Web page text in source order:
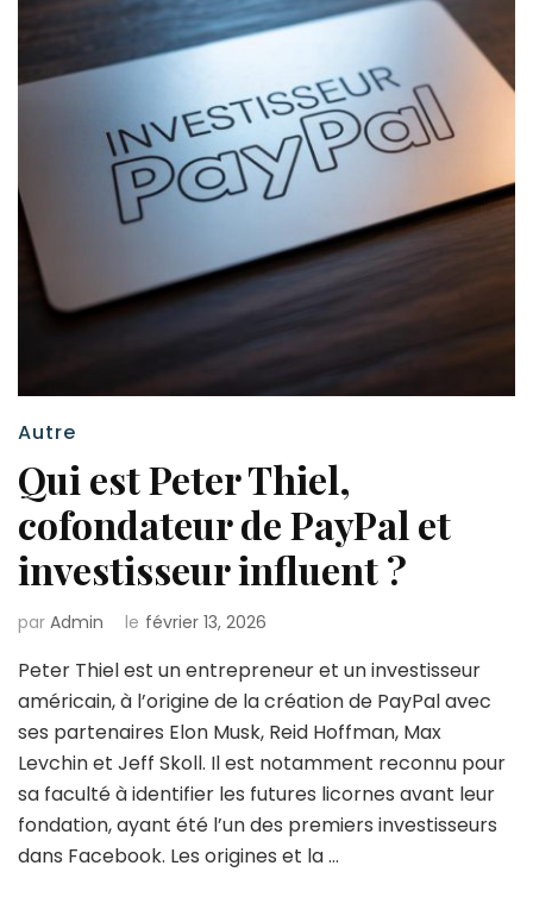
Autre
Qui est Peter Thiel,
cofondateur de PayPal et
investisseur influent ?
par Admin le février 13, 2026
Peter Thiel est un entrepreneur et un investisseur
américain, à l’origine de la création de PayPal avec
ses partenaires Elon Musk, Reid Hoffman, Max
Levchin et Jeff Skoll. Il est notamment reconnu pour
sa faculté à identifier les futures licornes avant leur
fondation, ayant été l’un des premiers investisseurs
dans Facebook. Les origines et la …